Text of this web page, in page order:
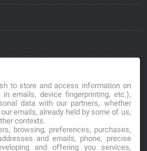
to store and access information on
emails, device fingerprinting, etc.),
data with our partners, whether
emails, already held by some of us,
contexts.
browsing, preferences, purchases,
and emails, phone, precise
and offering you services,